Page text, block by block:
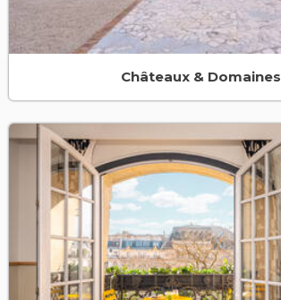
Châteaux & Domaines